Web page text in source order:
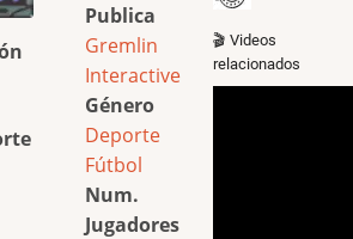
Publica
Gremlin
Interactive
Género
Deporte
Fútbol
Num.
Jugadores
🎬 Videos
relacionados